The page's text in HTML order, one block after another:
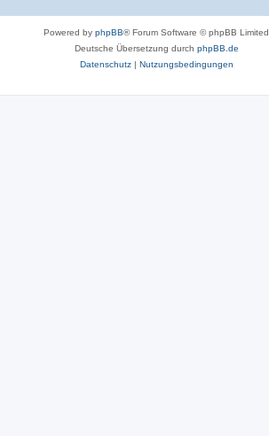
Powered by phpBB® Forum Software © phpBB Limited
Deutsche Übersetzung durch phpBB.de
Datenschutz| Nutzungsbedingungen